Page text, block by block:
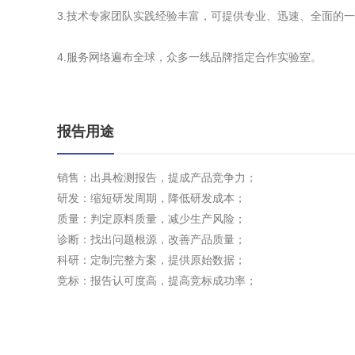
3.技术专家团队实践经验丰富，可提供专业、迅速、全面的一
4.服务网络遍布全球，众多一线品牌指定合作实验室。
报告用途
销售：出具检测报告，提成产品竞争力；
研发：缩短研发周期，降低研发成本；
质量：判定原料质量，减少生产风险；
诊断：找出问题根源，改善产品质量；
科研：定制完整方案，提供原始数据；
竞标：报告认可度高，提高竞标成功率；